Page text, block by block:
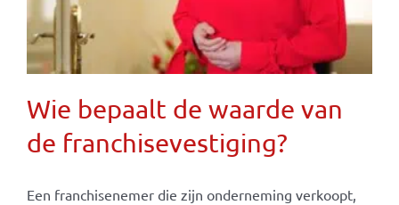
Wie bepaalt de waarde van
de franchisevestiging?
Een franchisenemer die zijn onderneming verkoopt,